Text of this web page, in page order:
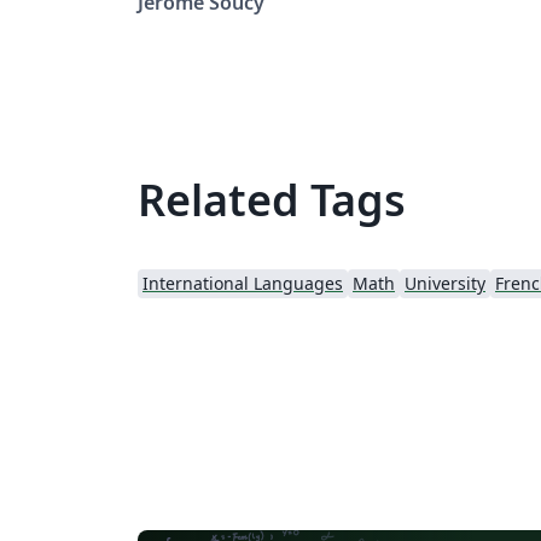
Related Tags
International Languages Math University